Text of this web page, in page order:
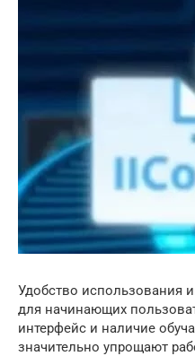
Удобство использования
для начинающих
интерфейс и наличие
значительно упрощают